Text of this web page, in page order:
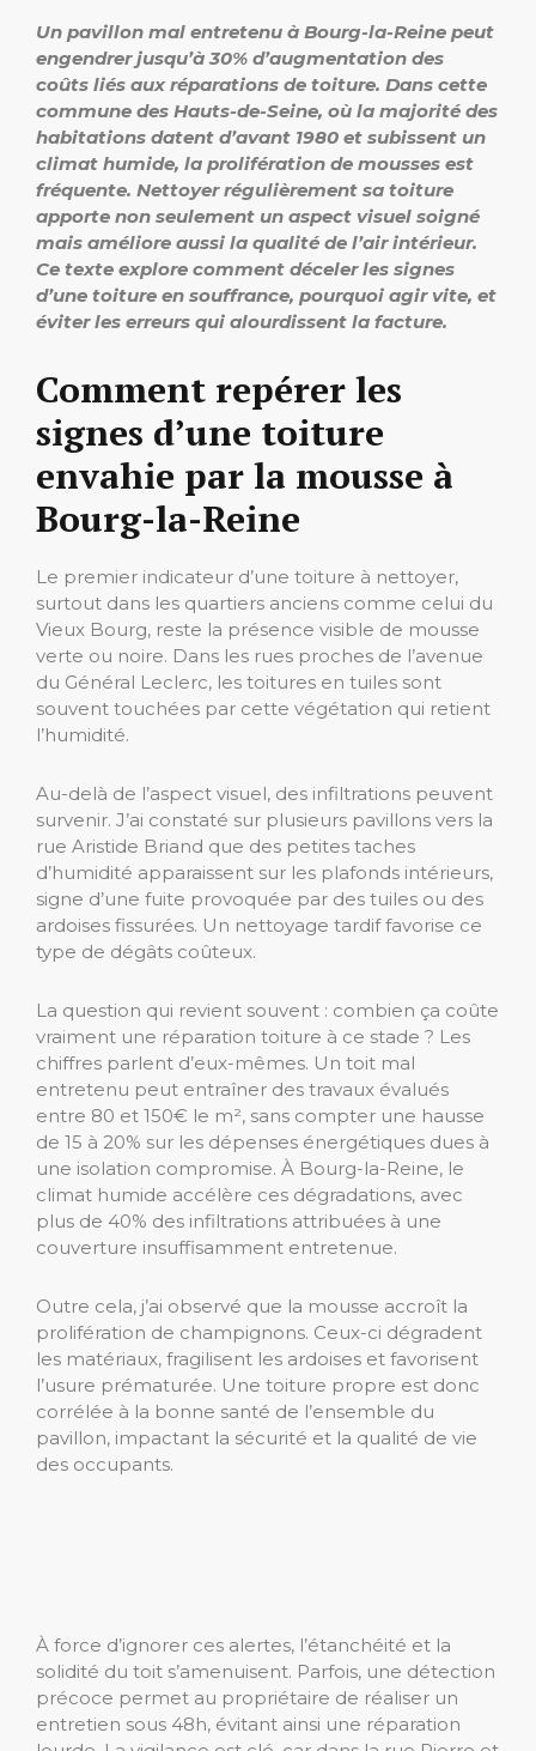
Un pavillon mal entretenu à Bourg-la-Reine peut
engendrer jusqu’à 30% d’augmentation des
coûts liés aux réparations de toiture. Dans cette
commune des Hauts-de-Seine, où la majorité des
habitations datent d’avant 1980 et subissent un
climat humide, la prolifération de mousses est
fréquente. Nettoyer régulièrement sa toiture
apporte non seulement un aspect visuel soigné
mais améliore aussi la qualité de l’air intérieur.
Ce texte explore comment déceler les signes
d’une toiture en souffrance, pourquoi agir vite, et
éviter les erreurs qui alourdissent la facture.
Comment repérer les
signes d’une toiture
envahie par la mousse à
Bourg-la-Reine
Le premier indicateur d’une toiture à nettoyer,
surtout dans les quartiers anciens comme celui du
Vieux Bourg, reste la présence visible de mousse
verte ou noire. Dans les rues proches de l’avenue
du Général Leclerc, les toitures en tuiles sont
souvent touchées par cette végétation qui retient
l’humidité.
Au-delà de l’aspect visuel, des infiltrations peuvent
survenir. J’ai constaté sur plusieurs pavillons vers la
rue Aristide Briand que des petites taches
d’humidité apparaissent sur les plafonds intérieurs,
signe d’une fuite provoquée par des tuiles ou des
ardoises fissurées. Un nettoyage tardif favorise ce
type de dégâts coûteux.
La question qui revient souvent : combien ça coûte
vraiment une réparation toiture à ce stade ? Les
chiffres parlent d’eux-mêmes. Un toit mal
entretenu peut entraîner des travaux évalués
entre 80 et 150€ le m², sans compter une hausse
de 15 à 20% sur les dépenses énergétiques dues à
une isolation compromise. À Bourg-la-Reine, le
climat humide accélère ces dégradations, avec
plus de 40% des infiltrations attribuées à une
couverture insuffisamment entretenue.
Outre cela, j’ai observé que la mousse accroît la
prolifération de champignons. Ceux-ci dégradent
les matériaux, fragilisent les ardoises et favorisent
l’usure prématurée. Une toiture propre est donc
corrélée à la bonne santé de l’ensemble du
pavillon, impactant la sécurité et la qualité de vie
des occupants.
À force d’ignorer ces alertes, l’étanchéité et la
solidité du toit s’amenuisent. Parfois, une détection
précoce permet au propriétaire de réaliser un
entretien sous 48h, évitant ainsi une réparation